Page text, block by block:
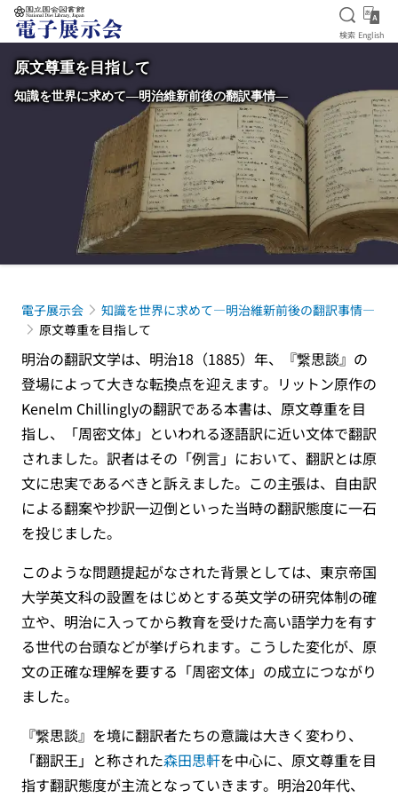
本文へ移動
検索を
検索 English
原文尊重を目指して
知識を世界に求めて―明治維新前後の翻訳事情―
電子展示会
知識を世界に求めて―明治維新前後の翻訳事情―
原文尊重を目指して
明治の翻訳文学は、明治18（1885）年、『繋思談』の
登場によって大きな転換点を迎えます。リットン原作の
Kenelm Chillinglyの翻訳である本書は、原文尊重を目
指し、「周密文体」といわれる逐語訳に近い文体で翻訳
されました。訳者はその「例言」において、翻訳とは原
文に忠実であるべきと訴えました。この主張は、自由訳
による翻案や抄訳一辺倒といった当時の翻訳態度に一石
を投じました。
このような問題提起がなされた背景としては、東京帝国
大学英文科の設置をはじめとする英文学の研究体制の確
立や、明治に入ってから教育を受けた高い語学力を有す
る世代の台頭などが挙げられます。こうした変化が、原
文の正確な理解を要する「周密文体」の成立につながり
ました。
『繋思談』を境に翻訳者たちの意識は大きく変わり、
「翻訳王」と称された森田思軒を中心に、原文尊重を目
指す翻訳態度が主流となっていきます。明治20年代、